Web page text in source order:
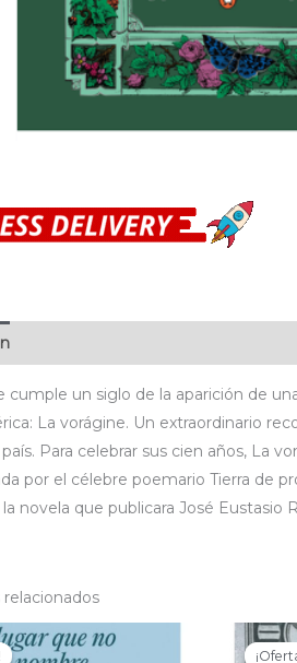
cumple un siglo de la aparición de
La vorágine. Un extraordinario
Para celebrar sus cien años, La
por el célebre poemario Tierra de
novela que publicara José